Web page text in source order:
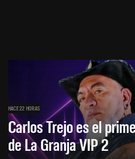
HACE 22 HORAS
Carlos Trejo es el
de La Granja VIP 2